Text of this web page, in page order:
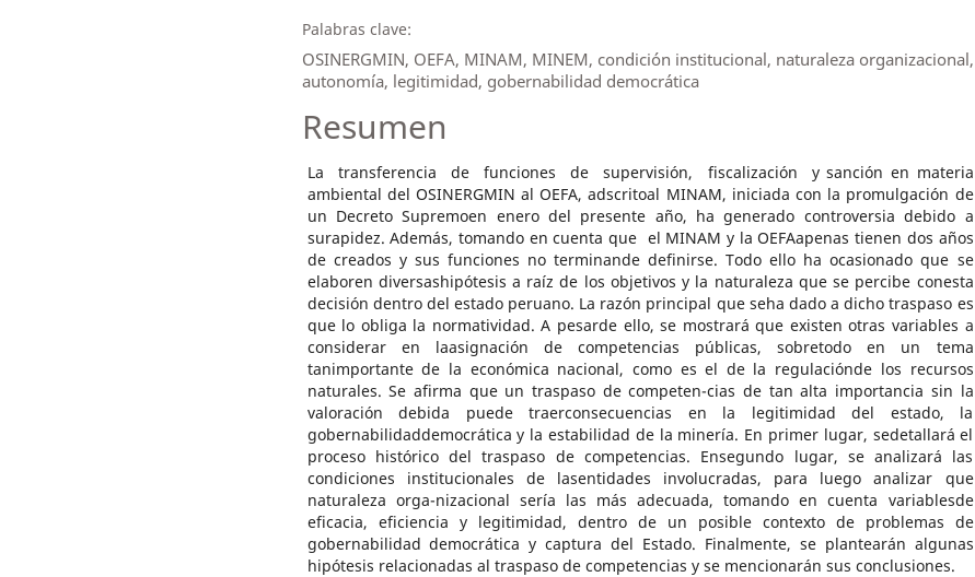
Palabras clave:
OSINERGMIN, OEFA, MINAM, MINEM, condición institucional, naturaleza organizacional,
autonomía, legitimidad, gobernabilidad democrática
Resumen
La transferencia de funciones de supervisión, fiscalización y sanción en materia
ambiental del OSINERGMIN al OEFA, adscritoal MINAM, iniciada con la promulgación de
un Decreto Supremoen enero del presente año, ha generado controversia debido a
surapidez. Además, tomando en cuenta que el MINAM y la OEFAapenas tienen dos años
de creados y sus funciones no terminande definirse. Todo ello ha ocasionado que se
elaboren diversashipótesis a raíz de los objetivos y la naturaleza que se percibe conesta
decisión dentro del estado peruano. La razón principal que seha dado a dicho traspaso es
que lo obliga la normatividad. A pesarde ello, se mostrará que existen otras variables a
considerar en laasignación de competencias públicas, sobretodo en un tema
tanimportante de la económica nacional, como es el de la regulaciónde los recursos
naturales. Se afirma que un traspaso de competen-cias de tan alta importancia sin la
valoración debida puede traerconsecuencias en la legitimidad del estado, la
gobernabilidaddemocrática y la estabilidad de la minería. En primer lugar, sedetallará el
proceso histórico del traspaso de competencias. Ensegundo lugar, se analizará las
condiciones institucionales de lasentidades involucradas, para luego analizar que
naturaleza orga-nizacional sería las más adecuada, tomando en cuenta variablesde
eficacia, eficiencia y legitimidad, dentro de un posible contexto de problemas de
gobernabilidad democrática y captura del Estado. Finalmente, se plantearán algunas
hipótesis relacionadas al traspaso de competencias y se mencionarán sus conclusiones.